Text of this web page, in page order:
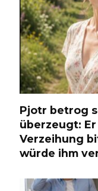
Pjotr betrog
überzeugt:
Verzeihung
würde ihm